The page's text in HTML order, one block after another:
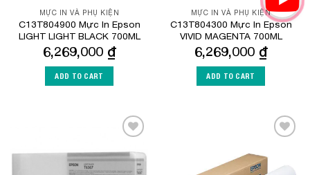
MỰC IN VÀ PHỤ KIỆN
C13T804900 Mực In Epson
LIGHT LIGHT BLACK 700ML
6,269,000 ₫
ADD TO CART
MỰC IN VÀ PHỤ KIỆN
C13T804300 Mực In Epson
VIVID MAGENTA 700ML
6,269,000 ₫
ADD TO CART
Wishlist
Wishlist